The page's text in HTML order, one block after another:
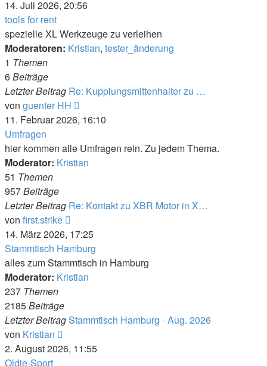
Beitrag
14. Juli 2026, 20:56
tools for rent
spezielle XL Werkzeuge zu verleihen
Moderatoren: Kristian, tester_änderung
1 Themen
6Beiträge
Letzter Beitrag Re: Kupplungsmittenhalter zu …
von guenter HH
Beitrag
11. Februar 2026, 16:10
Umfragen
hier kommen alle Umfragen rein. Zu jedem Thema.
Moderator: Kristian
51 Themen
957Beiträge
Letzter Beitrag Re: Kontakt zu XBR Motor in X…
von first.strike
Beitrag
14. März 2026, 17:25
Stammtisch Hamburg
alles zum Stammtisch in Hamburg
Moderator: Kristian
237 Themen
2185Beiträge
Letzter BeitragStammtisch Hamburg - Aug. 2026
von Kristian
Beitrag
2. August 2026, 11:55
Oldie-Sport